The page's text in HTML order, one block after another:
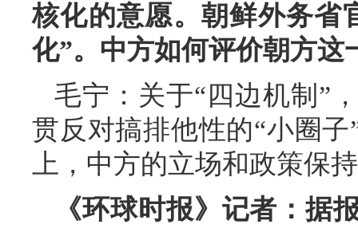
核化的意愿。朝鲜外务省
化”。中方如何评价朝方这
毛宁：关于“四边机制”
贯反对搞排他性的“小圈
上，中方的立场和政策保
《环球时报》记者：据